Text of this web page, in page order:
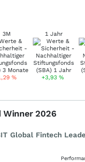
3M
%
1 Jahr
+3,93%
Winner 2026
Global Fintech